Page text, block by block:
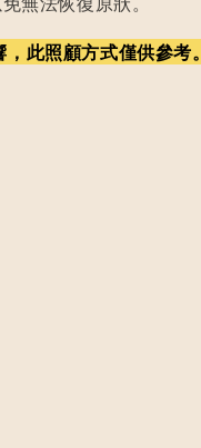
此照顧方式僅供參考。